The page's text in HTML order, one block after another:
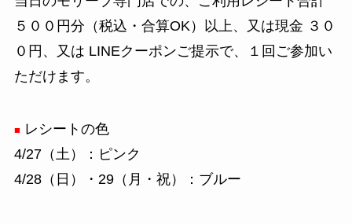
５００円分（税込・合算OK）以上、又は現金 ３０
０円、又は LINEクーポンご提示で、１回ご参加い
ただけます。
■ レシートの色
4/27（土）：ピンク
4/28（日）・29（月・祝）：ブルー